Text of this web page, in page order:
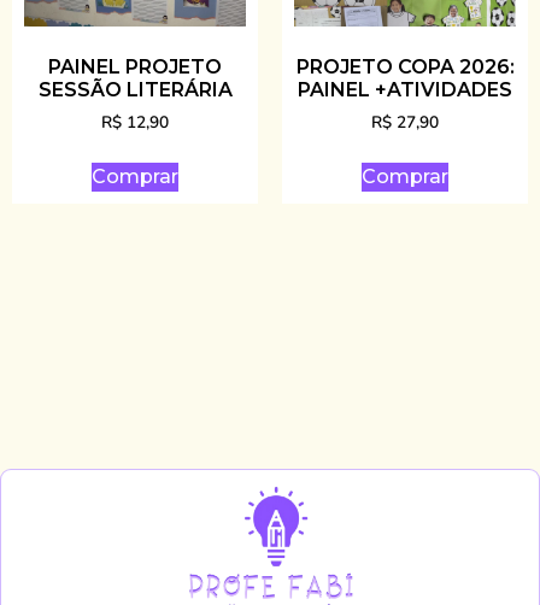
PAINEL PROJETO
SESSÃO LITERÁRIA
R$ 12,90
Comprar
PROJETO COPA 2026:
PAINEL +ATIVIDADES
R$ 27,90
Comprar